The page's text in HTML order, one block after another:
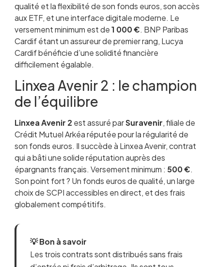
qualité et la flexibilité de son fonds euros, son accès
aux ETF, et une interface digitale moderne. Le
versement minimum est de1 000 €. BNP Paribas
Cardif étant un assureur de premier rang, Lucya
Cardif bénéficie d’une solidité financière
difficilement égalable.
Linxea Avenir 2 : le champion
de l’équilibre
Linxea Avenir 2 est assuré parSuravenir, filiale de
Crédit Mutuel Arkéa réputée pour la régularité de
son fonds euros. Il succède à Linxea Avenir, contrat
qui a bâti une solide réputation auprès des
épargnants français. Versement minimum : 500 €.
Son point fort ? Un fonds euros de qualité, un large
choix de SCPI accessibles en direct, et des frais
globalement compétitifs.
💡 Bon à savoir
Les trois contrats sont distribués sans frais